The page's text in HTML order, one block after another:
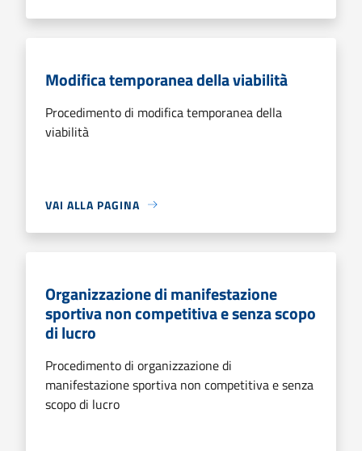
Modifica temporanea della viabilità
Procedimento di modifica temporanea della
viabilità
VAI ALLA PAGINA
Organizzazione di manifestazione
sportiva non competitiva e senza scopo
di lucro
Procedimento di organizzazione di
manifestazione sportiva non competitiva e senza
scopo di lucro